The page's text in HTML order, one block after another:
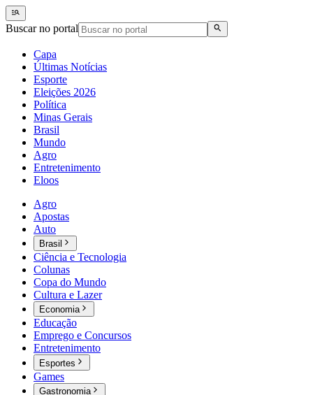
Buscar no portal
Capa
Últimas Notícias
Esporte
Eleições 2026
Política
Minas Gerais
Brasil
Mundo
Agro
Entretenimento
Eloos
Agro
Apostas
Auto
Brasil
Ciência e Tecnologia
Colunas
Copa do Mundo
Cultura e Lazer
Economia
Educação
Emprego e Concursos
Entretenimento
Esportes
Games
Gastronomia